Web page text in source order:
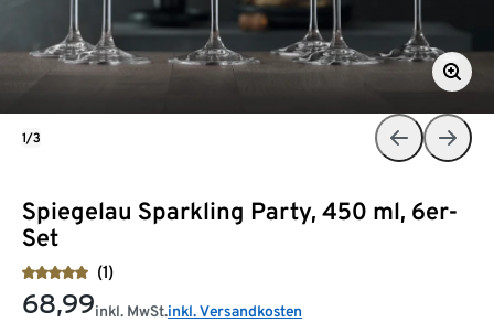
Spiegelau Sparkling Party, 450 ml, 6er-
Set
(1)
68,99inkl. MwSt.inkl. Versandkosten
1/3